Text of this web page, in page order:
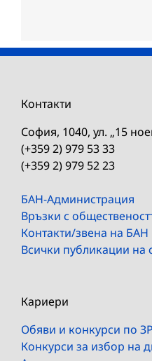
Контакти
София, 1040, ул. „15
(+359 2) 979 53 33
(+359 2) 979 52 23
БАН-Администрация
Връзки с
Контакти/звена на БАН
Всички публикации на
Кариери
Обяви и конкурси по
Конкурси за избор на